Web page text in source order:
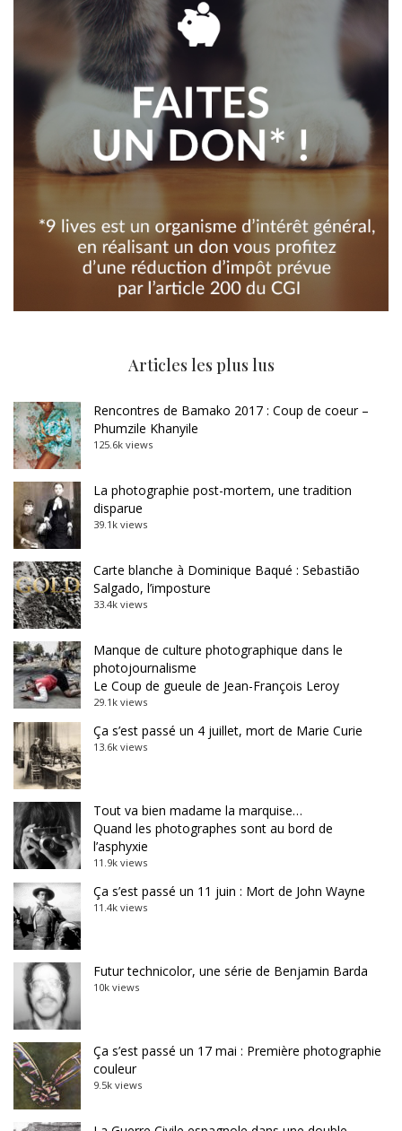
Articles les plus lus
Rencontres de Bamako 2017 : Coup de coeur –
Phumzile Khanyile
125.6k views
La photographie post-mortem, une tradition
disparue
39.1k views
Carte blanche à Dominique Baqué : Sebastião
Salgado, l’imposture
33.4k views
Manque de culture photographique dans le
photojournalisme
Le Coup de gueule de Jean-François Leroy
29.1k views
Ça s’est passé un 4 juillet, mort de Marie Curie
13.6k views
Tout va bien madame la marquise…
Quand les photographes sont au bord de
l’asphyxie
11.9k views
Ça s’est passé un 11 juin : Mort de John Wayne
11.4k views
Futur technicolor, une série de Benjamin Barda
10k views
Ça s’est passé un 17 mai : Première photographie
couleur
9.5k views